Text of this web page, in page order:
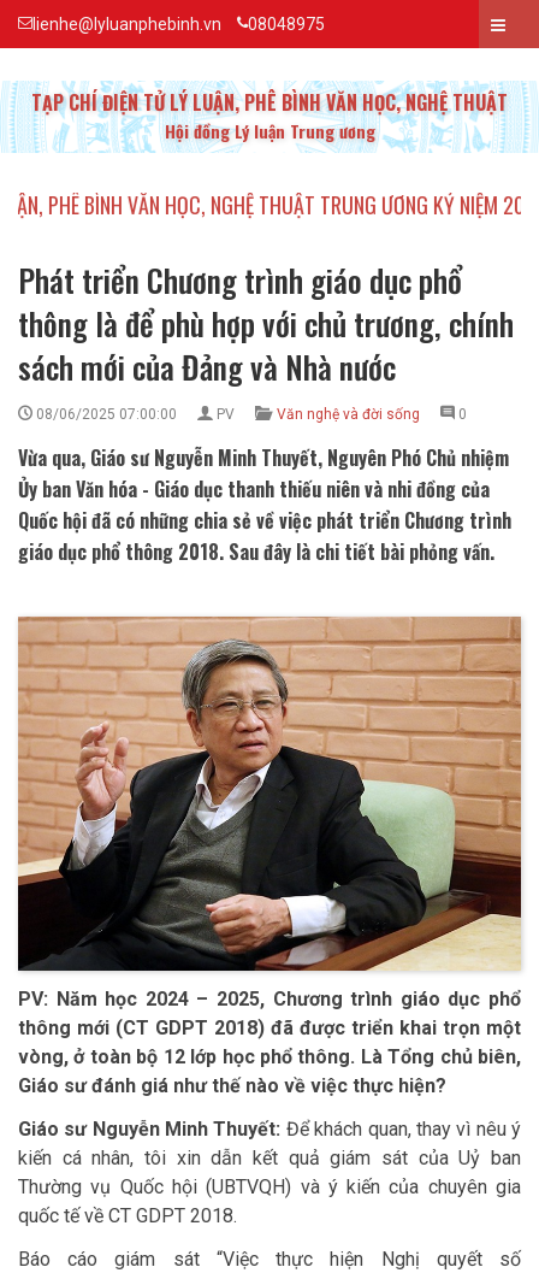
TẠP CHÍ ĐIỆN TỬ LÝ LUẬN, PHÊ BÌNH VĂN HỌC, NGHỆ THUẬT
Hội đồng Lý luận Trung ương
lienhe@lyluanphebinh.vn 08048975
BÌNH VĂN HỌC, NGHỆ THUẬT TRUNG ƯƠNG KỶ NIỆM 20 NĂM
Phát triển Chương trình giáo dục phổ
thông là để phù hợp với chủ trương, chính
sách mới của Đảng và Nhà nước
08/06/2025 07:00:00 PV Văn nghệ và đời sống 0
Vừa qua, Giáo sư Nguyễn Minh Thuyết, Nguyên Phó Chủ nhiệm
Ủy ban Văn hóa - Giáo dục thanh thiếu niên và nhi đồng của
Quốc hội đã có những chia sẻ về việc phát triển Chương trình
giáo dục phổ thông 2018. Sau đây là chi tiết bài phỏng vấn.
PV: Năm học 2024 – 2025, Chương trình giáo dục phổ
thông mới (CT GDPT 2018) đã được triển khai trọn một
vòng, ở toàn bộ 12 lớp học phổ thông. Là Tổng chủ biên,
Giáo sư đánh giá như thế nào về việc thực hiện?
Giáo sư Nguyễn Minh Thuyết: Để khách quan, thay vì nêu ý
kiến cá nhân, tôi xin dẫn kết quả giám sát của Uỷ ban
Thường vụ Quốc hội (UBTVQH) và ý kiến của chuyên gia
quốc tế về CT GDPT 2018.
Báo cáo giám sát “Việc thực hiện Nghị quyết số